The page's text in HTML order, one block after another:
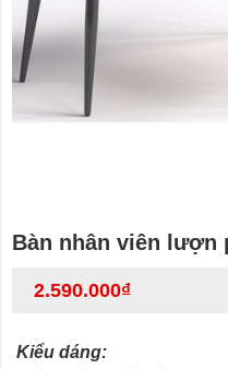
Bàn nhân viên lượn
2.590.000₫
Kiểu dáng: